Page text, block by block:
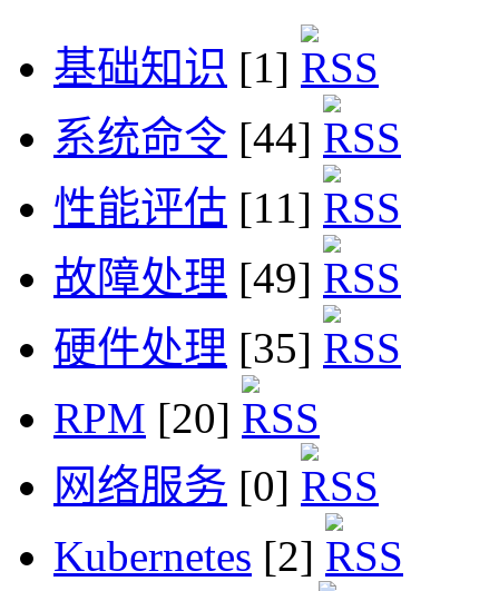
基础知识 [1]
系统命令 [44]
性能评估 [11]
故障处理 [49]
硬件处理 [35]
RPM [20]
网络服务 [0]
Kubernetes [2]